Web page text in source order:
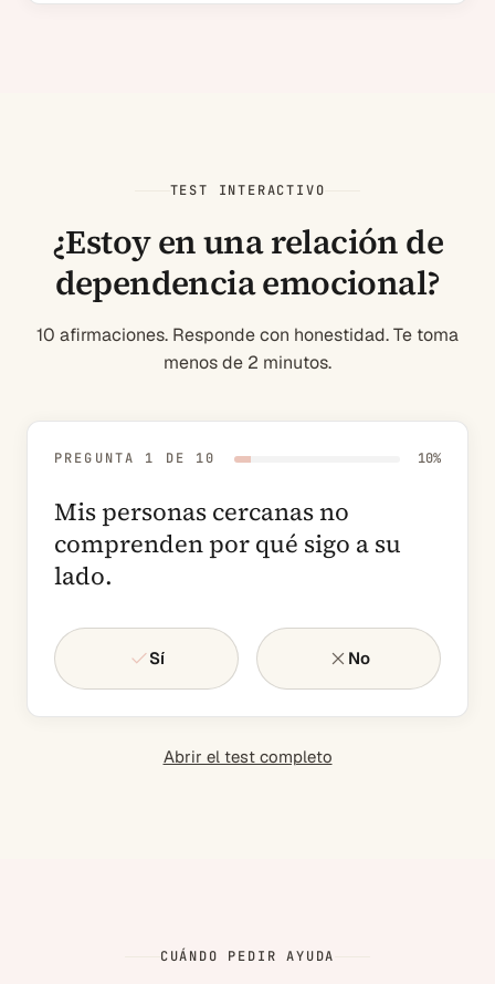
TEST INTERACTIVO
¿Estoy en una relación de
dependencia emocional?
10 afirmaciones. Responde con honestidad. Te toma
menos de 2 minutos.
PREGUNTA 1 DE 10 10%
Mis personas cercanas no
comprenden por qué sigo a su
lado.
Sí No
Abrir el test completo
CUÁNDO PEDIR AYUDA